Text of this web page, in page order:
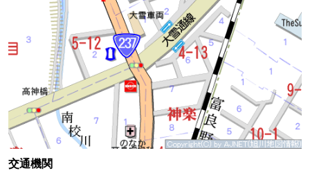
交通機関